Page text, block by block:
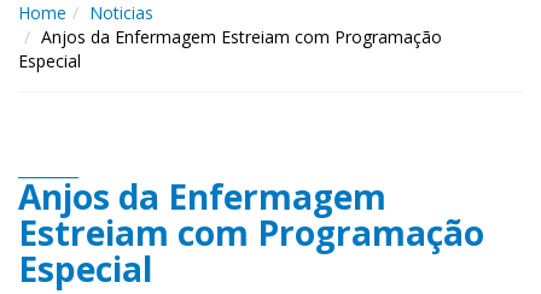
Home
Noticias
Anjos da Enfermagem Estreiam com Programação
Especial
Anjos da Enfermagem
Estreiam com Programação
Especial